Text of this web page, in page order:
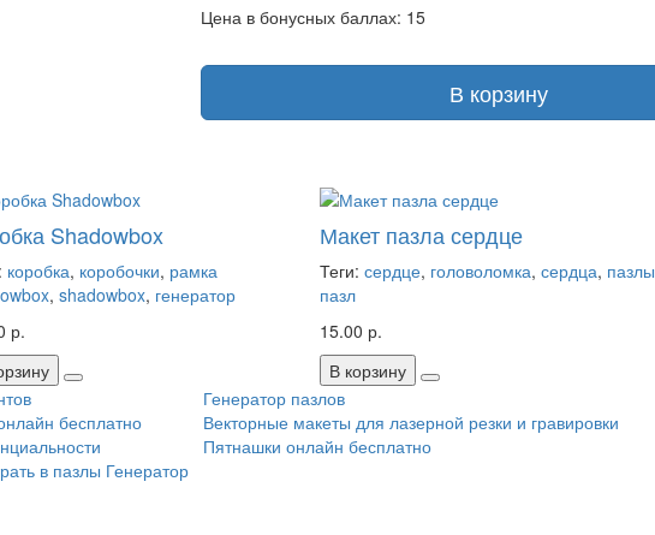
Цена в бонусных баллах: 15
В корзину
Shadowbox
коробка, коробочки, рамка
, shadowbox, генератор
р.
Макет пазла сердце
Теги: сердце, головоломка, сердца, пазлы
пазл
15.00 р.
В корзину
бесплатно
в пазлы Генератор
Генератор пазлов
Векторные макеты для лазерной резки и гравировки
Пятнашки онлайн бесплатно